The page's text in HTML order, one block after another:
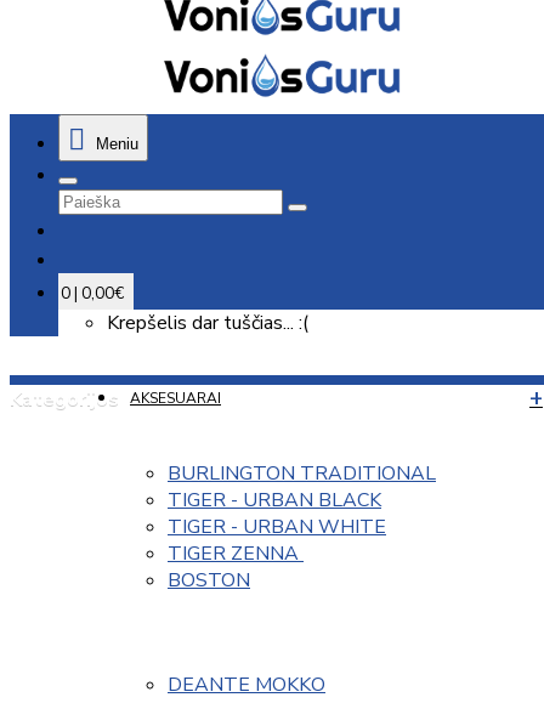
Meniu
0 | 0,00€
Krepšelis dar tuščias... :(
Kategorijos AKSESUARAI
BURLINGTON TRADITIONAL
TIGER - URBAN BLACK
TIGER - URBAN WHITE
TIGER ZENNA
BOSTON
DEANTE MOKKO